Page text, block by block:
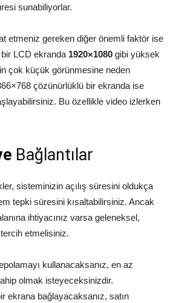
sunabiliyorlar.
etmeniz gereken diğer önemli faktör ise
LCD ekranda 1920×1080 gibi yüksek
çok küçük görünmesine neden
çözünürlüklü bir ekranda ise
Bu özellikle video izlerken
Bağlantılar
sisteminizin açılış süresini oldukça
tepki süresini kısaltabilirsiniz. Ancak
ihtiyacınız varsa geleneksel,
etmelisiniz.
kullanacaksanız, en az
olmak isteyeceksinizdir.
ekrana bağlayacaksanız, satın